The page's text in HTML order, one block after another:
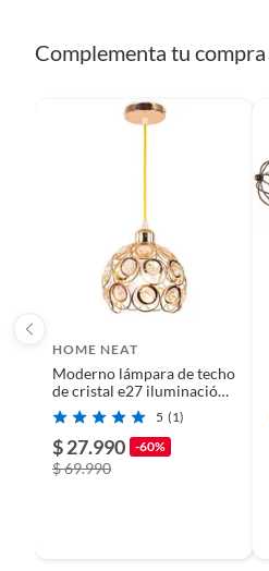
Color
Cantidad de ampolletas/tubos
Ancho
Largo
Tipo
Complementa tu compra
HOME NEAT
Moderno lámpara de techo
de cristal e27 iluminación
ø20cm dorado.
5 (1)
$ 27.990 -60%
$ 69.990